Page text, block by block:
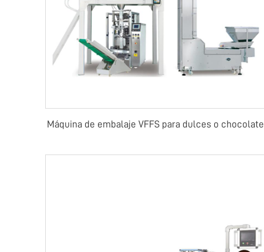
Máquina de embalaje VFFS para dulces o chocolate